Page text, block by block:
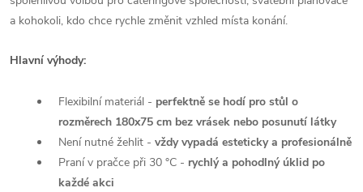
a kohokoli, kdo chce rychle změnit vzhled místa konání.
Hlavní výhody:
Flexibilní materiál - perfektně se hodí pro stůl o
rozměrech 180x75 cm bez vrásek nebo posunutí látky
Není nutné žehlit - vždy vypadá esteticky a profesionálně
Praní v pračce při 30 °C - rychlý a pohodlný úklid po
každé akci